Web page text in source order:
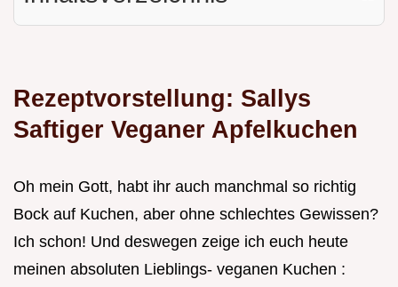
Rezeptvorstellung: Sallys
Saftiger Veganer Apfelkuchen
Oh mein Gott, habt ihr auch manchmal so richtig
Bock auf Kuchen, aber ohne schlechtes Gewissen?
Ich schon! Und deswegen zeige ich euch heute
meinen absoluten Lieblings- veganen Kuchen :